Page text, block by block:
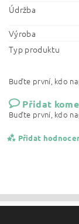
Údržba
Výroba
Typ produktu
Buďte první, kdo
Přidat
Buďte první, kdo
Přidat